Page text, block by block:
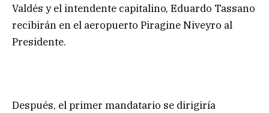
Valdés y el intendente capitalino, Eduardo Tassano
recibirán en el aeropuerto Piragine Niveyro al
Presidente.
Después, el primer mandatario se dirigiría